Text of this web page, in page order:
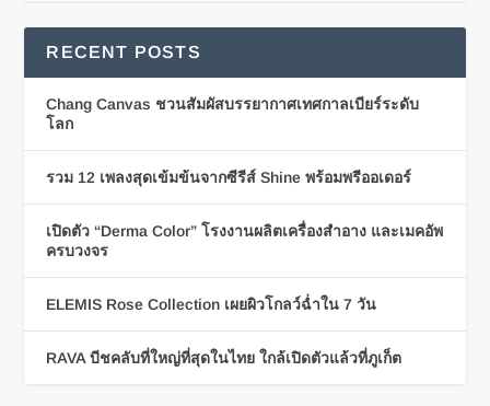
RECENT POSTS
Chang Canvas ชวนสัมผัสบรรยากาศเทศกาลเบียร์ระดับ
โลก
รวม 12 เพลงสุดเข้มข้นจากซีรีส์ Shine พร้อมพรีออเดอร์
เปิดตัว “Derma Color” โรงงานผลิตเครื่องสำอาง และเมคอัพ
ครบวงจร
ELEMIS Rose Collection เผยผิวโกลว์ฉ่ำใน 7 วัน
RAVA บีชคลับที่ใหญ่ที่สุดในไทย ใกล้เปิดตัวแล้วที่ภูเก็ต